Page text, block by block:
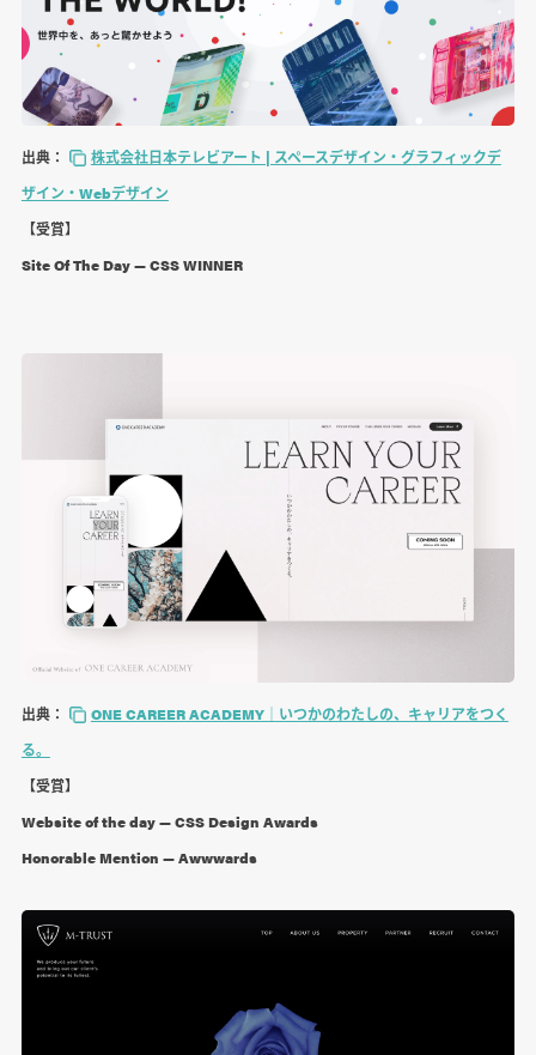
出典：
株式会社日本テレビアート | スペースデザイン・グラフィックデ
ザイン・Webデザイン
【受賞】
Site Of The Day — CSS WINNER
出典：
ONE CAREER ACADEMY｜いつかのわたしの、キャリアをつく
る。
【受賞】
Website of the day — CSS Design Awards
Honorable Mention — Awwwards